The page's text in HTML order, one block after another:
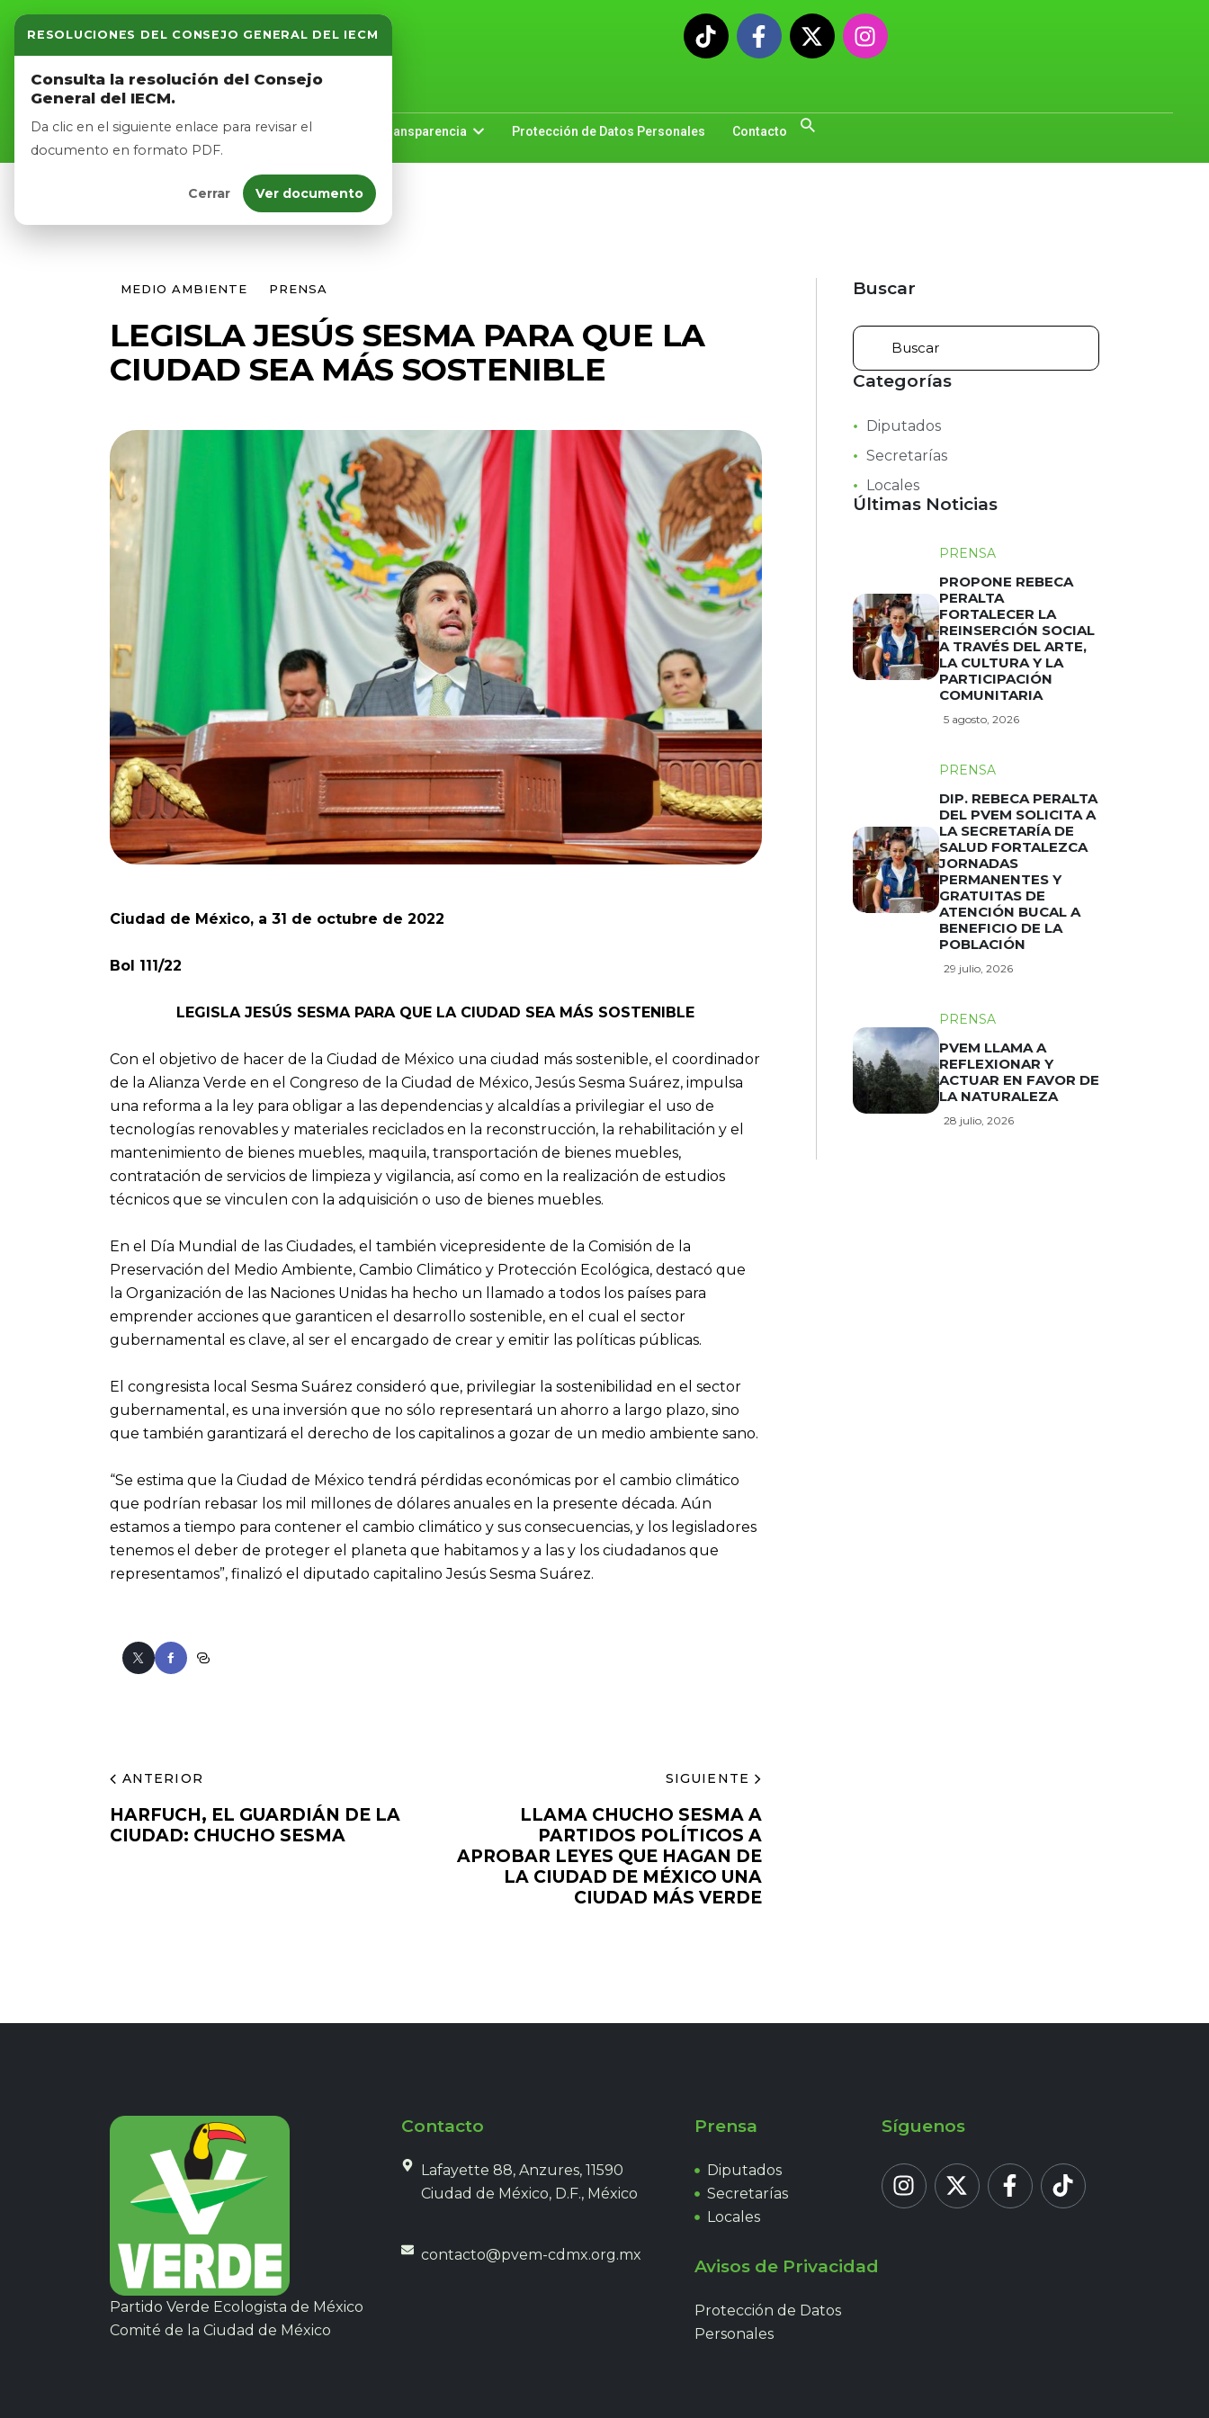
RESOLUCIONES DEL CONSEJO GENERAL DEL IECM
Consulta la resolución del Consejo
General del IECM.
Da clic en el siguiente enlace para revisar el
documento en formato PDF.
Cerrar Ver documento
Inicio Nosotros Logros Noticias Transparencia Protección de Datos Personales Contacto
Inicio
Nosotros
Afíliate
Eventos
MEDIO AMBIENTE PRENSA
LEGISLA JESÚS SESMA PARA QUE LA
CIUDAD SEA MÁS SOSTENIBLE
Ciudad de México, a 31 de octubre de 2022
Bol 111/22
LEGISLA JESÚS SESMA PARA QUE LA CIUDAD SEA MÁS SOSTENIBLE
Con el objetivo de hacer de la Ciudad de México una ciudad más sostenible, el coordinador
de la Alianza Verde en el Congreso de la Ciudad de México, Jesús Sesma Suárez, impulsa
una reforma a la ley para obligar a las dependencias y alcaldías a privilegiar el uso de
tecnologías renovables y materiales reciclados en la reconstrucción, la rehabilitación y el
mantenimiento de bienes muebles, maquila, transportación de bienes muebles,
contratación de servicios de limpieza y vigilancia, así como en la realización de estudios
técnicos que se vinculen con la adquisición o uso de bienes muebles.
En el Día Mundial de las Ciudades, el también vicepresidente de la Comisión de la
Preservación del Medio Ambiente, Cambio Climático y Protección Ecológica, destacó que
la Organización de las Naciones Unidas ha hecho un llamado a todos los países para
emprender acciones que garanticen el desarrollo sostenible, en el cual el sector
gubernamental es clave, al ser el encargado de crear y emitir las políticas públicas.
El congresista local Sesma Suárez consideró que, privilegiar la sostenibilidad en el sector
gubernamental, es una inversión que no sólo representará un ahorro a largo plazo, sino
que también garantizará el derecho de los capitalinos a gozar de un medio ambiente sano.
“Se estima que la Ciudad de México tendrá pérdidas económicas por el cambio climático
que podrían rebasar los mil millones de dólares anuales en la presente década. Aún
estamos a tiempo para contener el cambio climático y sus consecuencias, y los legisladores
tenemos el deber de proteger el planeta que habitamos y a las y los ciudadanos que
representamos”, finalizó el diputado capitalino Jesús Sesma Suárez.
ANTERIOR
HARFUCH, EL GUARDIÁN DE LA
CIUDAD: CHUCHO SESMA
SIGUIENTE
LLAMA CHUCHO SESMA A
PARTIDOS POLÍTICOS A
APROBAR LEYES QUE HAGAN DE
LA CIUDAD DE MÉXICO UNA
CIUDAD MÁS VERDE
Buscar
Categorías
Diputados
Secretarías
Locales
Últimas Noticias
PRENSA
PROPONE REBECA
PERALTA
FORTALECER LA
REINSERCIÓN SOCIAL
A TRAVÉS DEL ARTE,
LA CULTURA Y LA
PARTICIPACIÓN
COMUNITARIA
5 agosto, 2026
PRENSA
DIP. REBECA PERALTA
DEL PVEM SOLICITA A
LA SECRETARÍA DE
SALUD FORTALEZCA
JORNADAS
PERMANENTES Y
GRATUITAS DE
ATENCIÓN BUCAL A
BENEFICIO DE LA
POBLACIÓN
29 julio, 2026
PRENSA
PVEM LLAMA A
REFLEXIONAR Y
ACTUAR EN FAVOR DE
LA NATURALEZA
28 julio, 2026
Partido Verde Ecologista de México
Comité de la Ciudad de México
Contacto
Lafayette 88, Anzures, 11590
Ciudad de México, D.F., México
contacto@pvem-cdmx.org.mx
Prensa
Diputados
Secretarías
Locales
Avisos de Privacidad
Protección de Datos
Personales
Síguenos